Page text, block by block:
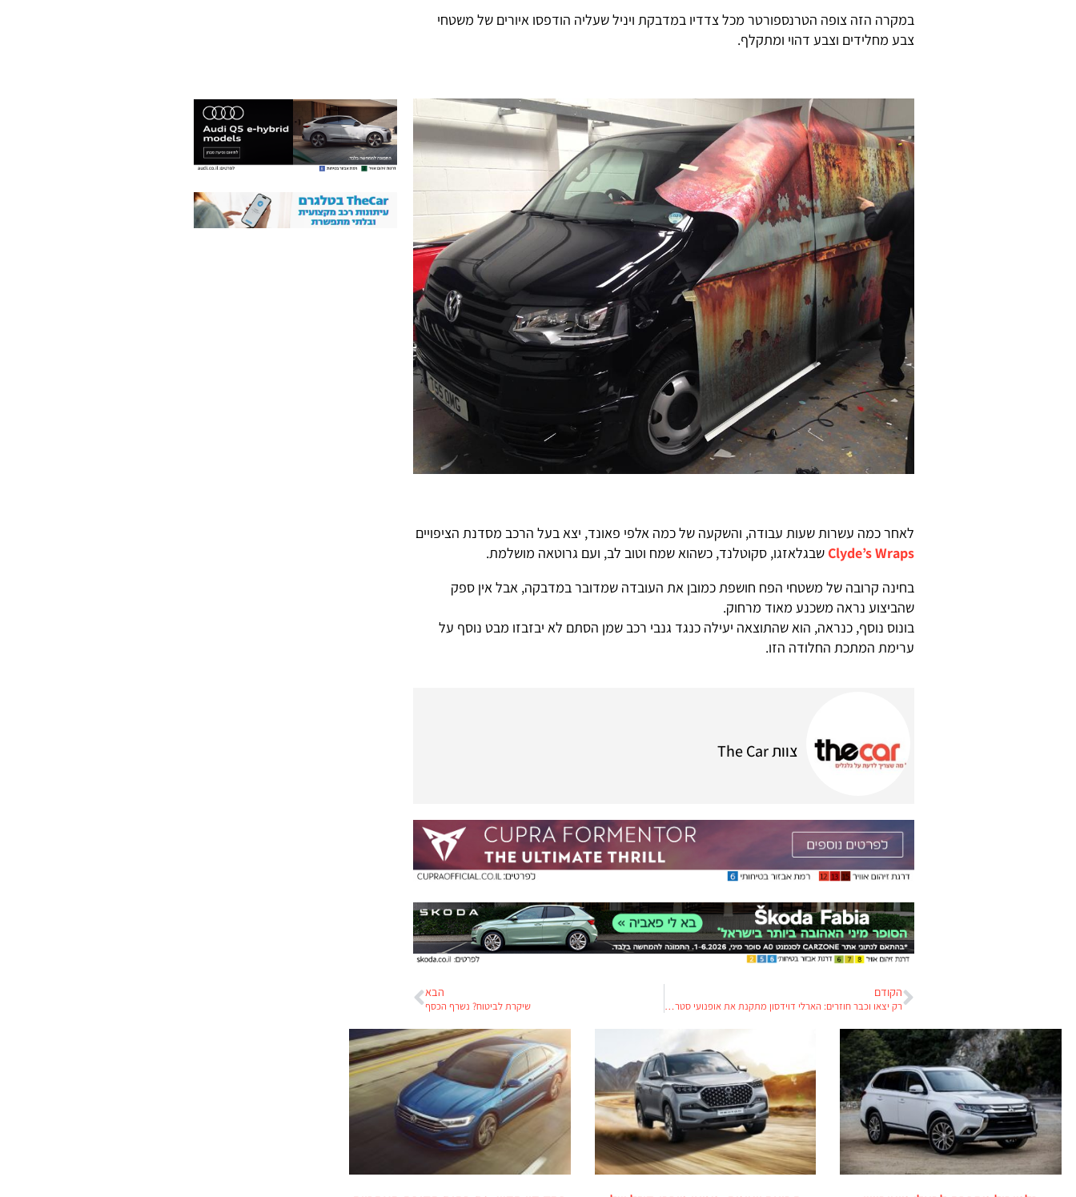
במקרה הזה צופה הטרנספורטר מכל צדדיו במדבקת ויניל שעליה הודפסו איורים של משטחי
צבע מחלידים וצבע דהוי ומתקלף.
לאחר כמה עשרות שעות עבודה, והשקעה של כמה אלפי פאונד, יצא בעל הרכב מסדנת הציפויים
Clyde’s Wrapsשבגלאזגו, סקוטלנד, כשהוא שמח וטוב לב, ועם גרוטאה מושלמת.
בחינה קרובה של משטחי הפח חושפת כמובן את העובדה שמדובר במדבקה, אבל אין ספק
שהביצוע נראה משכנע מאוד מרחוק.
בונוס נוסף, כנראה, הוא שהתוצאה יעילה כנגד גנבי רכב שמן הסתם לא יבזבזו מבט נוסף על
ערימת המתכת החלודה הזו.
צוות The Car
הקודם
רק יצאו וכבר חוזרים: הארלי דוידסון מתקנת את אופנועי סטריט 500 ו-750
הבא
שיקרת לביטוח? נשרף הכסף